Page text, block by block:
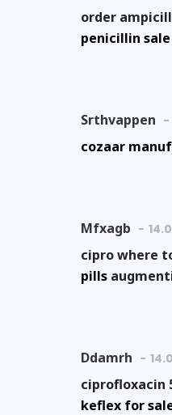
order
penicillin sale
Srthvappen
cozaar
Mfxagb
cipro where
pills
Ddamrh
ciprofloxacin
keflex for